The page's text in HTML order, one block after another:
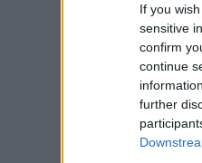
If you
sensitive
confirm
continue
further